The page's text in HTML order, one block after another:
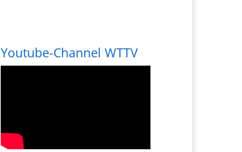
Youtube-Channel WTTV